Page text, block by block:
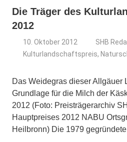
Die Träger des
2012
10. Oktober 2012
SHB
Kulturlandschaftspreis,
Das Weidegras dieser Allgäuer
Grundlage für die Milch der
2012 (Foto: Preisträgerarchiv
Hauptpreises 2012 NABU
Heilbronn) Die 1979